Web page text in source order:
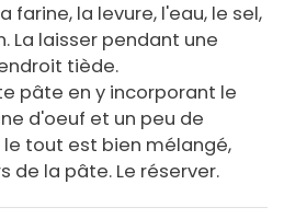
farine, la levure, l'eau, le sel,
La laisser pendant une
tiède.
pâte en y incorporant le
d'oeuf et un peu de
le tout est bien mélangé,
de la pâte. Le réserver.